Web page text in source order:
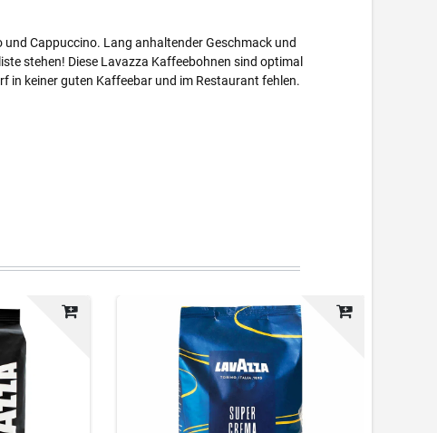
Cappuccino. Lang anhaltender Geschmack und
stehen! Diese Lavazza Kaffeebohnen sind optimal
in keiner guten Kaffeebar und im Restaurant fehlen.